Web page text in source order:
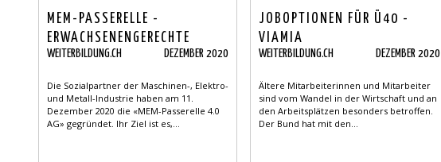
MEM-PASSERELLE -
ERWACHSENENGERECHTE
QUALIFIZIERUNGSANGEBOTE
WEITERBILDUNG.CH DEZEMBER 2020
Die Sozialpartner der Maschinen-, Elektro-
und Metall-Industrie haben am 11.
Dezember 2020 die «MEM-Passerelle 4.0
AG» gegründet. Ihr Ziel ist es,...
JOBOPTIONEN FÜR Ü40 -
VIAMIA
WEITERBILDUNG.CH DEZEMBER 2020
Ältere Mitarbeiterinnen und Mitarbeiter
sind vom Wandel in der Wirtschaft und an
den Arbeitsplätzen besonders betroffen.
Der Bund hat mit den...